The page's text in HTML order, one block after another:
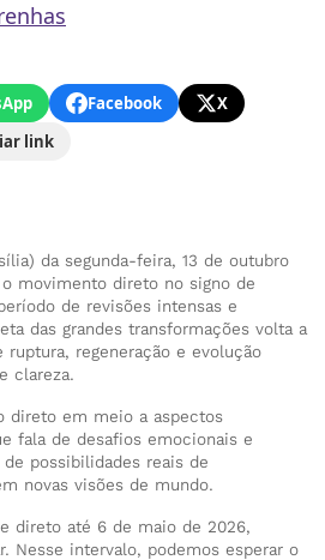
Facebook
X
link
da segunda-feira, 13 de outubro
movimento direto no signo de
de revisões intensas e
das grandes transformações volta a
regeneração e evolução
clareza.
direto em meio a aspectos
fala de desafios emocionais e
possibilidades reais de
novas visões de mundo.
direto até 6 de maio de 2026,
Nesse intervalo, podemos esperar o